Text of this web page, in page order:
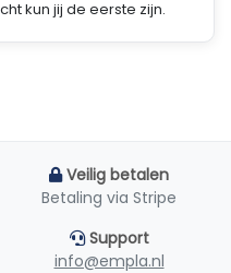
kun jij de eerste zijn.
Veilig betalen
Betaling via Stripe
Support
info@empla.nl